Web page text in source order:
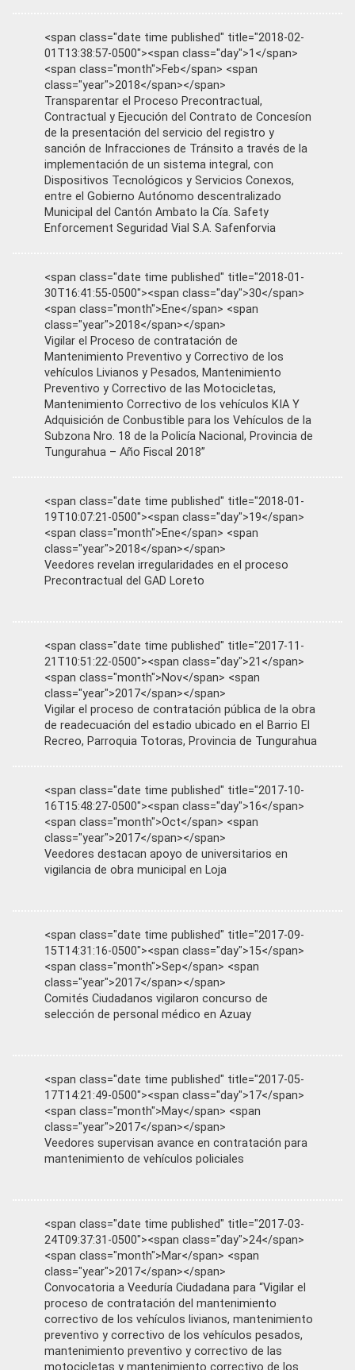
<span class="date time published" title="2018-02-
01T13:38:57-0500"><span class="day">1</span>
<span class="month">Feb</span> <span
class="year">2018</span></span>
Transparentar el Proceso Precontractual,
Contractual y Ejecución del Contrato de Concesíon
de la presentación del servicio del registro y
sanción de Infracciones de Tránsito a través de la
implementación de un sistema integral, con
Dispositivos Tecnológicos y Servicios Conexos,
entre el Gobierno Autónomo descentralizado
Municipal del Cantón Ambato la Cía. Safety
Enforcement Seguridad Vial S.A. Safenforvia
<span class="date time published" title="2018-01-
30T16:41:55-0500"><span class="day">30</span>
<span class="month">Ene</span> <span
class="year">2018</span></span>
Vigilar el Proceso de contratación de
Mantenimiento Preventivo y Correctivo de los
vehículos Livianos y Pesados, Mantenimiento
Preventivo y Correctivo de las Motocicletas,
Mantenimiento Correctivo de los vehículos KIA Y
Adquisición de Conbustible para los Vehículos de la
Subzona Nro. 18 de la Policía Nacional, Provincia de
Tungurahua – Año Fiscal 2018”
<span class="date time published" title="2018-01-
19T10:07:21-0500"><span class="day">19</span>
<span class="month">Ene</span> <span
class="year">2018</span></span>
Veedores revelan irregularidades en el proceso
Precontractual del GAD Loreto
<span class="date time published" title="2017-11-
21T10:51:22-0500"><span class="day">21</span>
<span class="month">Nov</span> <span
class="year">2017</span></span>
Vigilar el proceso de contratación pública de la obra
de readecuación del estadio ubicado en el Barrio El
Recreo, Parroquia Totoras, Provincia de Tungurahua
<span class="date time published" title="2017-10-
16T15:48:27-0500"><span class="day">16</span>
<span class="month">Oct</span> <span
class="year">2017</span></span>
Veedores destacan apoyo de universitarios en
vigilancia de obra municipal en Loja
<span class="date time published" title="2017-09-
15T14:31:16-0500"><span class="day">15</span>
<span class="month">Sep</span> <span
class="year">2017</span></span>
Comités Ciudadanos vigilaron concurso de
selección de personal médico en Azuay
<span class="date time published" title="2017-05-
17T14:21:49-0500"><span class="day">17</span>
<span class="month">May</span> <span
class="year">2017</span></span>
Veedores supervisan avance en contratación para
mantenimiento de vehículos policiales
<span class="date time published" title="2017-03-
24T09:37:31-0500"><span class="day">24</span>
<span class="month">Mar</span> <span
class="year">2017</span></span>
Convocatoria a Veeduría Ciudadana para “Vigilar el
proceso de contratación del mantenimiento
correctivo de los vehículos livianos, mantenimiento
preventivo y correctivo de los vehículos pesados,
mantenimiento preventivo y correctivo de las
motocicletas y mantenimiento correctivo de los